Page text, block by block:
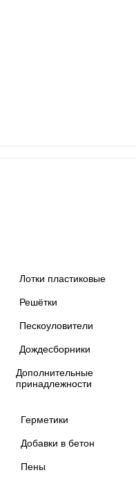
Лотки пластиковые
Решётки
Пескоуловители
Дождесборники
Дополнительные
принадлежности
Герметики
Добавки в бетон
Пены